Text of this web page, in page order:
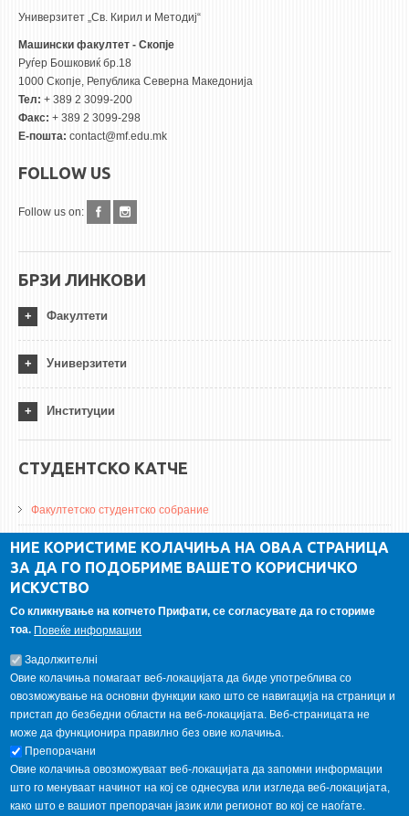
Универзитет „Св. Кирил и Методиј“
Машински факултет - Скопје
Руѓер Бошковиќ бр.18
1000 Скопје, Република Северна Македонија
Тел: + 389 2 3099-200
Факс: + 389 2 3099-298
Е-пошта: contact@mf.edu.mk
FOLLOW US
Follow us on:
БРЗИ ЛИНКОВИ
Факултети
Универзитети
Институции
СТУДЕНТСКО КАТЧЕ
Факултетско студентско собрание
ДА Винчи магазин
Алумни асоцијација
ГАЛЕРИЈА
НИЕ КОРИСТИМЕ КОЛАЧИЊА НА ОВАА СТРАНИЦА
ЗА ДА ГО ПОДОБРИМЕ ВАШЕТО КОРИСНИЧКО
ИСКУСТВО
Со кликнување на копчето Прифати, се согласувате да го сториме
тоа. Повеќе информации
Задолжителнi
Овие колачиња помагаат веб-локацијата да биде употреблива со
овозможување на основни функции како што се навигација на страници и
пристап до безбедни области на веб-локацијата. Веб-страницата не
може да функционира правилно без овие колачиња.
Препорачани
Овие колачиња овозможуваат веб-локацијата да запомни информации
што го менуваат начинот на кој се однесува или изгледа веб-локацијата,
како што е вашиот препорачан јазик или регионот во кој се наоѓате.